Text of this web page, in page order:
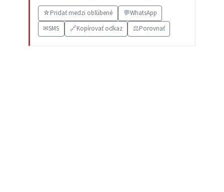
☆Pridať medzi obľúbené 💬WhatsApp
✉SMS 🔗Kopírovať odkaz ⚖️Porovnať